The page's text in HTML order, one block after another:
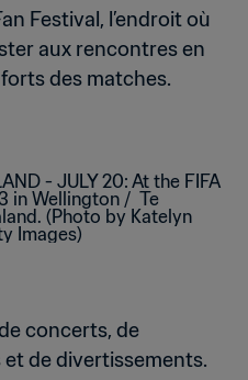
Festival, l’endroit où
aux rencontres en
des matches.
concerts, de
de divertissements.